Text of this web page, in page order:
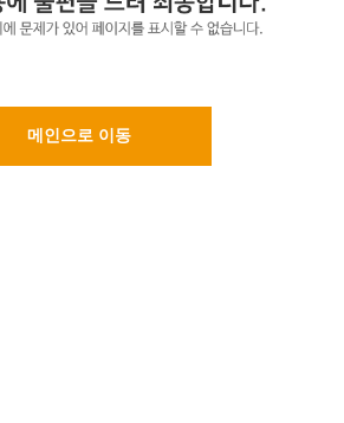
메인으로 이동